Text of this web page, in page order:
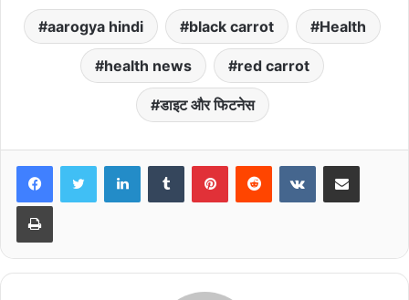
aarogya hindi black carrot Health
health news red carrot
डाइट और फिटनेस
LinkedInTumblr PinterestReddit VKontakteShare via Email
Print